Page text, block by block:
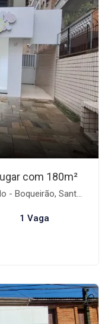
com 180m²
Santos-SP
1 Vaga